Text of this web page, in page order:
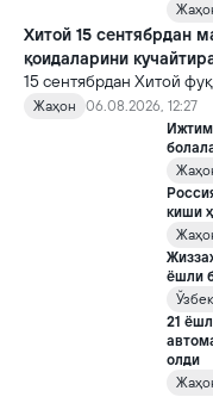
Хитой 15 сентябрдан
қоидаларини
15 сентябрдан Хитой
хорижликлар учун эса
қоидалар кучга киради.
Жаҳон
06.08.2026, 12:27
киши
ёшли
21
олди